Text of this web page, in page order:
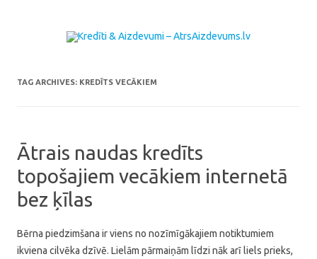
TAG ARCHIVES: KREDĪTS VECĀKIEM
Ātrais naudas kredīts
topošajiem vecākiem internetā
bez ķīlas
Bērna piedzimšana ir viens no nozīmīgākajiem notiktumiem
ikviena cilvēka dzīvē. Lielām pārmaiņām līdzi nāk arī liels prieks,